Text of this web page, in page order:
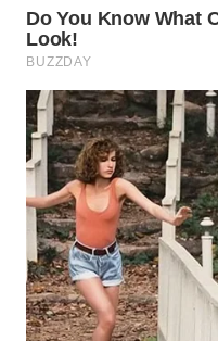
WN
PRIANGAN
TIMUR
WN
SEMARANG
WN
SOLO
WN
BOROBUDUR